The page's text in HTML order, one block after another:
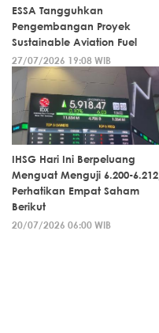
ESSA Tangguhkan
Pengembangan Proyek
Sustainable Aviation Fuel
27/07/2026 19:08 WIB
IHSG Hari Ini Berpeluang
Menguat Menguji 6.200-6.212,
Perhatikan Empat Saham
Berikut
20/07/2026 06:00 WIB